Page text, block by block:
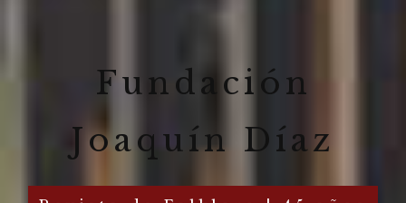
Fundación
Joaquín Díaz